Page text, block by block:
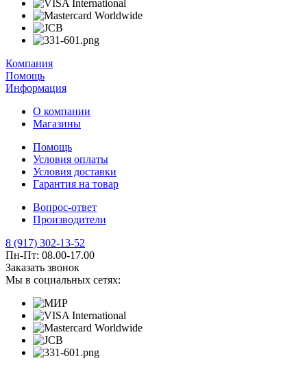
Компания
Помощь
Информация
О компании
Магазины
Помощь
Условия оплаты
Условия доставки
Гарантия на товар
Вопрос-ответ
Производители
8 (917) 302-13-52
Пн-Пт: 08.00-17.00
Заказать звонок
Мы в социальных сетях: